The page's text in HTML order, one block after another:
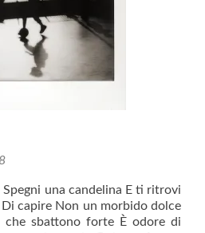
una candelina E ti ritrovi
Di capire Non un morbido dolce
che sbattono forte È odore di